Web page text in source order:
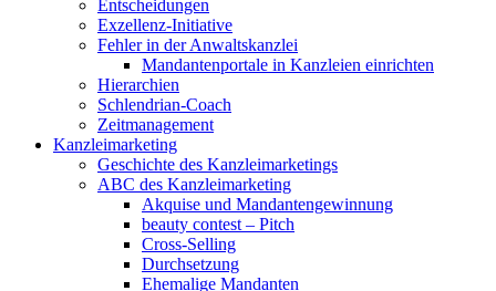
Entscheidungen
Exzellenz-Initiative
Fehler in der Anwaltskanzlei
Mandantenportale in Kanzleien einrichten
Hierarchien
Schlendrian-Coach
Zeitmanagement
Kanzleimarketing
Geschichte des Kanzleimarketings
ABC des Kanzleimarketing
Akquise und Mandantengewinnung
beauty contest – Pitch
Cross-Selling
Durchsetzung
Ehemalige Mandanten